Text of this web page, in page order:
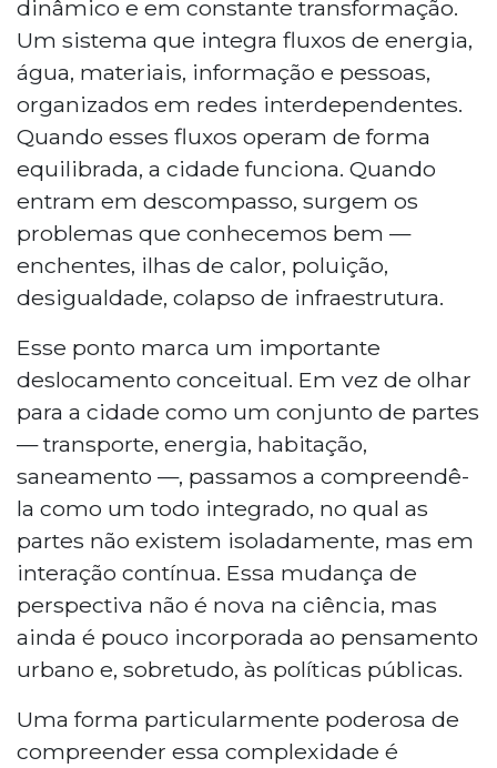
dinâmico e em constante transformação.
Um sistema que integra fluxos de energia,
água, materiais, informação e pessoas,
organizados em redes interdependentes.
Quando esses fluxos operam de forma
equilibrada, a cidade funciona. Quando
entram em descompasso, surgem os
problemas que conhecemos bem —
enchentes, ilhas de calor, poluição,
desigualdade, colapso de infraestrutura.
Esse ponto marca um importante
deslocamento conceitual. Em vez de olhar
para a cidade como um conjunto de partes
— transporte, energia, habitação,
saneamento —, passamos a compreendê-
la como um todo integrado, no qual as
partes não existem isoladamente, mas em
interação contínua. Essa mudança de
perspectiva não é nova na ciência, mas
ainda é pouco incorporada ao pensamento
urbano e, sobretudo, às políticas públicas.
Uma forma particularmente poderosa de
compreender essa complexidade é